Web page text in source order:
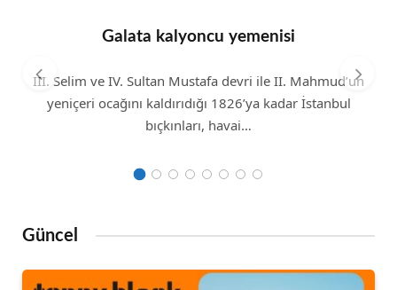
Galata kalyoncu yemenisi
III. Selim ve IV. Sultan Mustafa devri ile II. Mahmud’un
yeniçeri ocağını kaldırıdığı 1826’ya kadar İstanbul
bıçkınları, havai…
Güncel